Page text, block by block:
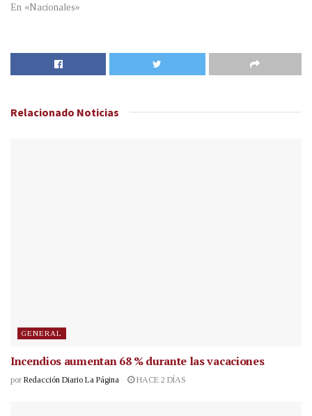
En «Nacionales»
Relacionado Noticias
GENERAL
Incendios aumentan 68 % durante las vacaciones
por Redacción Diario La Página HACE 2 DÍAS